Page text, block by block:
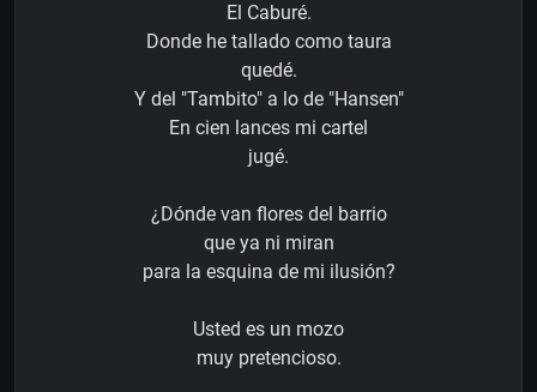
El Caburé.
Donde he tallado como taura
quedé.
Y del "Tambito" a lo de "Hansen"
En cien lances mi cartel
jugé.
¿Dónde van flores del barrio
que ya ni miran
para la esquina de mi ilusión?
Usted es un mozo
muy pretencioso.